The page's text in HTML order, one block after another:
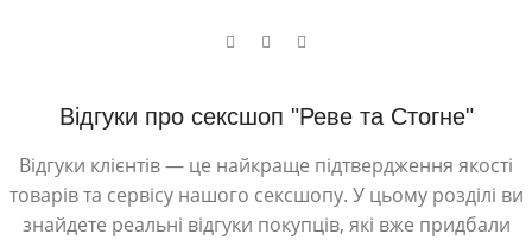
Відгуки про сексшоп "Реве та Стогне"
Відгуки клієнтів — це найкраще підтвердження якості
товарів та сервісу нашого сексшопу. У цьому розділі ви
знайдете реальні відгуки покупців, які вже придбали